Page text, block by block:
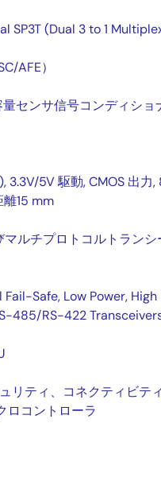
SP3T (Dual 3 to 1
AFE）
センサ信号コンディショ
3.3V/5V 駆動, CMOS 出力,
離15 mm
ルチプロトコルトランシ
Fail-Safe, Low Power, High
485/RS-422
リティ、コネクティビテ
ロコントローラ